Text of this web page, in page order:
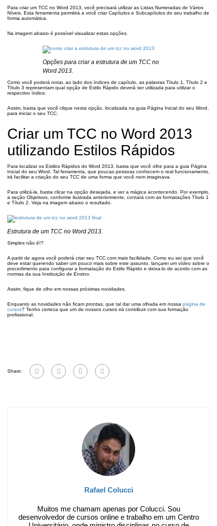
Para criar um TCC no Word 2013, você precisará utilizar as Listas Numeradas de Vários
Níveis. Esta ferramenta permitirá a você criar Capítulos e Subcapítulos do seu trabalho de
forma automática.
Na imagem abaixo é possível visualizar estas opções.
Opções para criar a estrutura de um TCC no
Word 2013.
Como você poderá notar, ao lado dos índices de capítulo, as palavras Título 1, Título 2 e
Título 3 representam qual opção de Estilo Rápido deverá ser utilizada para utilizar o
respectivo índice.
Assim, basta que você clique nesta opção, localizada na guia Página Inicial do seu Word,
para iniciar o seu TCC.
Criar um TCC no Word 2013
utilizando Estilos Rápidos
Para localizar os Estilos Rápidos do Word 2013, basta que você olhe para a guia Página
Inicial do seu Word. Tal ferramenta, que poucas pessoas conhecem o real funcionamento,
irá facilitar a criação do seu TCC de uma forma que você nem imaginava.
Para utilizá-la, basta clicar na opção desejada, e ver a mágica acontecendo. Por exemplo,
a seção Objetivos, conforme ilustrada anteriormente, contará com as formatações Título 1
e Título 2. Veja na imagem abaixo o resultado.
Estrutura de um TCC no Word 2013.
Simples não é!?
A partir de agora você poderá criar seu TCC com mais facilidade. Como eu sei que você
deve estar querendo saber um pouco mais sobre este assunto, lançarei um vídeo sobre o
procedimento para configurar a formatação do Estilo Rápido e deixa-lo de acordo com as
normas da sua Instituição de Ensino.
Assim, fique de olho em nossas próximas novidades.
Enquanto as novidades não ficam prontas, que tal dar uma olhada em nossa página de
cursos? Tenho certeza que um de nossos cursos irá contribuir com sua formação
profissional.
Share:
Rafael Colucci
Muitos me chamam apenas por Colucci. Sou
desenvolvedor de cursos online e trabalho em um Centro